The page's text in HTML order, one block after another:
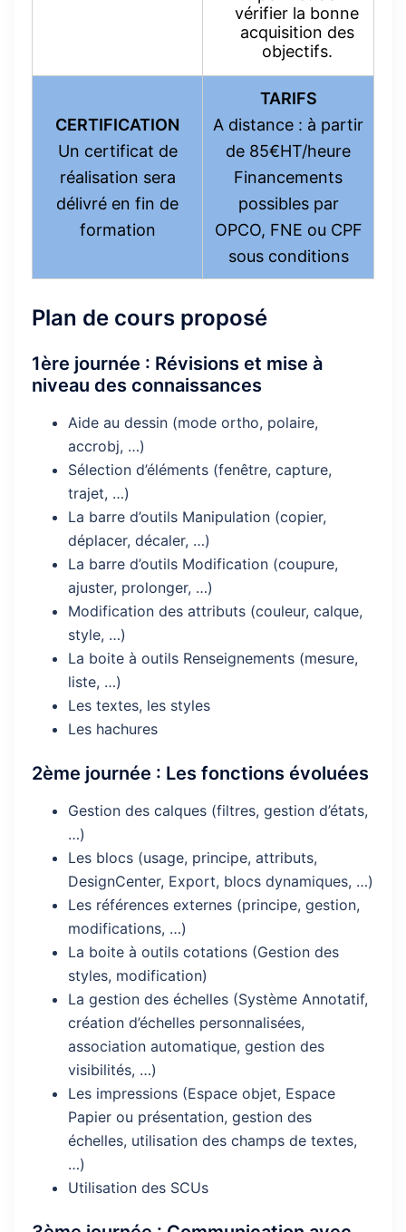
vérifier la bonne
acquisition des
objectifs.
CERTIFICATION
Un certificat de
réalisation sera
délivré en fin de
formation
TARIFS
A distance : à partir
de 85€HT/heure
Financements
possibles par
OPCO, FNE ou CPF
sous conditions
Plan de cours proposé
1ère journée : Révisions et mise à
niveau des connaissances
Aide au dessin (mode ortho, polaire,
accrobj, …)
Sélection d’éléments (fenêtre, capture,
trajet, …)
La barre d’outils Manipulation (copier,
déplacer, décaler, …)
La barre d’outils Modification (coupure,
ajuster, prolonger, …)
Modification des attributs (couleur, calque,
style, …)
La boite à outils Renseignements (mesure,
liste, …)
Les textes, les styles
Les hachures
2ème journée : Les fonctions évoluées
Gestion des calques (filtres, gestion d’états,
…)
Les blocs (usage, principe, attributs,
DesignCenter, Export, blocs dynamiques, …)
Les références externes (principe, gestion,
modifications, …)
La boite à outils cotations (Gestion des
styles, modification)
La gestion des échelles (Système Annotatif,
création d’échelles personnalisées,
association automatique, gestion des
visibilités, …)
Les impressions (Espace objet, Espace
Papier ou présentation, gestion des
échelles, utilisation des champs de textes,
…)
Utilisation des SCUs